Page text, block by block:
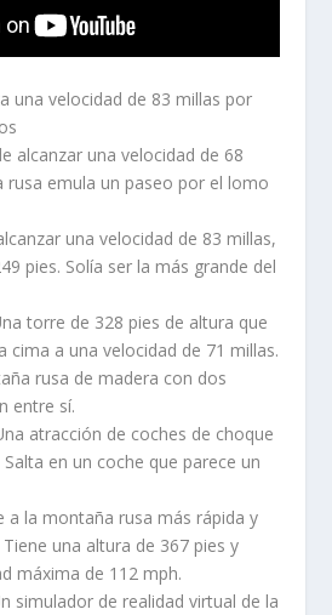
una velocidad de 83 millas por
alcanzar una velocidad de 68
rusa emula un paseo por el lomo
una velocidad de 83 millas,
pies. Solía ser la más grande del
torre de 328 pies de altura que
cima a una velocidad de 71 millas.
rusa de madera con dos
entre sí.
atracción de coches de choque
en un coche que parece un
a la montaña rusa más rápida y
una altura de 367 pies y
máxima de 112 mph.
simulador de realidad virtual de la